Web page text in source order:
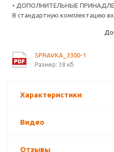
• ДОПОЛНИТЕЛЬНЫЕ
В стандартную комплектацию
SPRAVKA_3300-1
Размер: 38 кб
Характеристики
Видео
Отзывы